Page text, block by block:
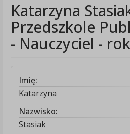
Katarzyna
Przedszkole
- Nauczyciel -
Imię:
Katarzyna
Nazwisko:
Stasiak